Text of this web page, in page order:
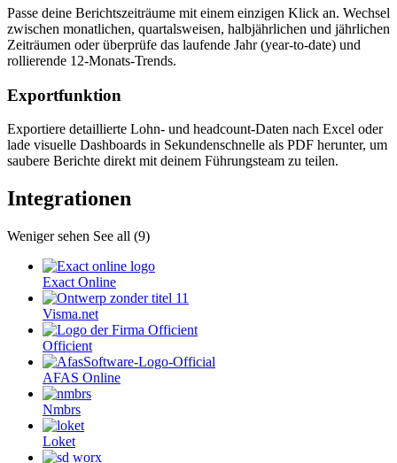
Passe deine Berichtszeiträume mit einem einzigen Klick an. Wechsel
zwischen monatlichen, quartalsweisen, halbjährlichen und jährlichen
Zeiträumen oder überprüfe das laufende Jahr (year-to-date) und
rollierende 12-Monats-Trends.
Exportfunktion
Exportiere detaillierte Lohn- und headcount-Daten nach Excel oder
lade visuelle Dashboards in Sekundenschnelle als PDF herunter, um
saubere Berichte direkt mit deinem Führungsteam zu teilen.
Integrationen
Weniger sehen See all (9)
Exact Online
Visma.net
Officient
AFAS Online
Nmbrs
Loket